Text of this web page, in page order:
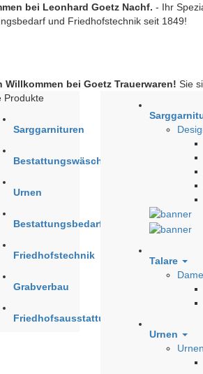
bei Leonhard Goetz Nachf. - Ihr
und Friedhofstechnik seit 1849!
Willkommen bei Goetz Trauerwaren! Sie
Produkte
Sarggarnituren
Bestattungswäsche
Urnen
Bestattungsbedarf
Friedhofstechnik
Grabverbau
Friedhofsausstattung
Talare
Urnen